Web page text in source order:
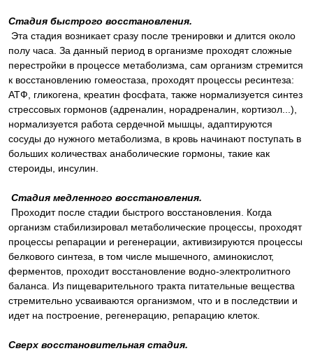
Стадия быстрого восстановления.
Эта стадия возникает сразу после тренировки и длится около
полу часа. За данный период в организме проходят сложные
перестройки в процессе метаболизма, сам организм стремится
к восстановлению гомеостаза, проходят процессы ресинтеза:
АТФ, гликогена, креатин фосфата, также нормализуется синтез
стрессовых гормонов (адреналин, норадреналин, кортизол...),
нормализуется работа сердечной мышцы, адаптируются
сосуды до нужного метаболизма, в кровь начинают поступать в
больших количествах анаболические гормоны, такие как
стероиды, инсулин.
Стадия медленного восстановления.
Проходит после стадии быстрого восстановления. Когда
организм стабилизировал метаболические процессы, проходят
процессы репарации и регенерации, активизируются процессы
белкового синтеза, в том числе мышечного, аминокислот,
ферментов, проходит восстановление водно-электролитного
баланса. Из пищеварительного тракта питательные вещества
стремительно усваиваются организмом, что и в последствии и
идет на построение, регенерацию, репарацию клеток.
Сверх восстановительная стадия.